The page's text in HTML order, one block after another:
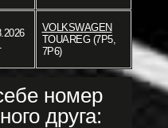
VOLKSWAGEN
TOUAREG (7P5,
7P6)
номер
друга: